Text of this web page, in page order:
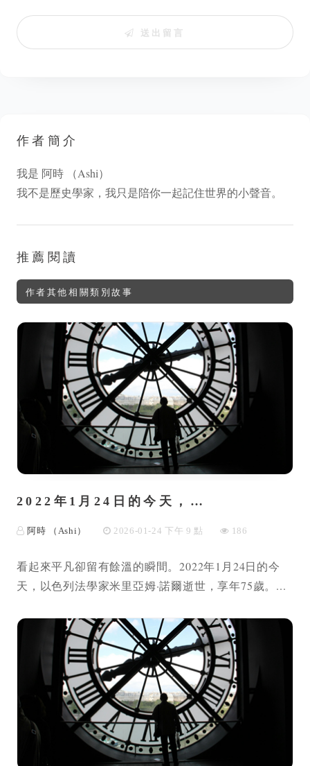
送出留言
作者簡介
我是 阿時 （Ashi）
我不是歷史學家，我只是陪你一起記住世界的小聲音。
推薦閱讀
作者其他相關類別故事
2022年1月24日的今天，…
阿時 （Ashi） 2026-01-24 下午 9 點 186
看起來平凡卻留有餘溫的瞬間。2022年1月24日的今
天，以色列法學家米里亞姆·諾爾逝世，享年75歲。...